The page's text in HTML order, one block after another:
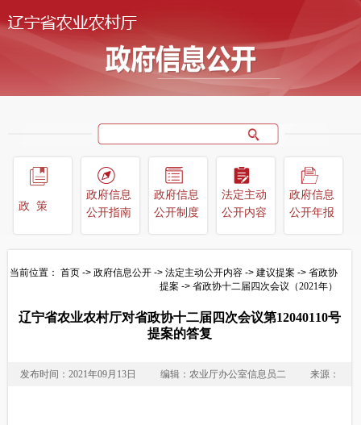
政策
政府信息
公开指南
政府信息
公开制度
法定主动
公开内容
政府信息
公开年报
当前位置： 首页-> 政府信息公开-> 法定主动公开内容-> 建议提案 -> 省政协
提案 -> 省政协十二届四次会议（2021年）
辽宁省农业农村厅对省政协十二届四次会议第12040110号
提案的答复
发布时间：2021年09月13日 编辑：农业厅办公室信息员二 来源：